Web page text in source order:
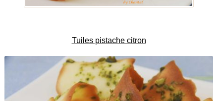
Tuiles pistache citron